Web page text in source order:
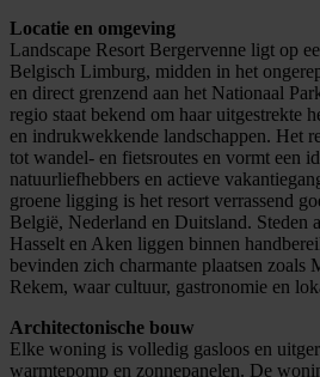
Locatie en omgeving
Landscape Resort Bergervenne ligt op
Belgisch Limburg, midden in het
en direct grenzend aan het Nationaal
regio staat bekend om haar uitgestrekte
en indrukwekkende landschappen. Het
tot wandel- en fietsroutes en vormt een
natuurliefhebbers en actieve
groene ligging is het resort verrassend
België, Nederland en Duitsland. Steden
Hasselt en Aken liggen binnen
bevinden zich charmante plaatsen zoals
Rekem, waar cultuur, gastronomie en
Architectonische bouw
Elke woning is volledig gasloos en
warmtepomp en zonnepanelen. De